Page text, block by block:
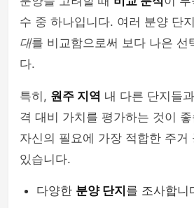
수 중 하나입니다. 여러 분양 단
대를 비교함으로써 보다 나은 선
다.
특히, 원주 지역 내 다른 단지들
격 대비 가치를 평가하는 것이
자신의 필요에 가장 적합한 주거
있습니다.
다양한 분양 단지 를 조사합니